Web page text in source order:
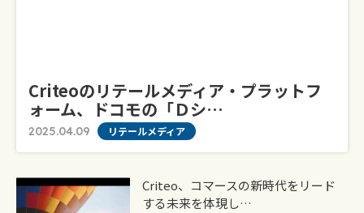
Criteoのリテールメディア・プラットフ
ォーム、ドコモの「ｄシ…
2025.04.09 リテールメディア
Criteo、コマースの新時代をリード
する未来を体現し…